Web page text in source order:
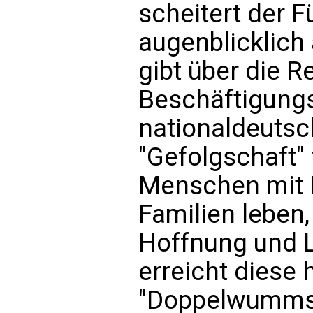
scheitert der
augenblicklich
gibt über die
Menschen mit
Familien
Hoffnung und
erreicht diese